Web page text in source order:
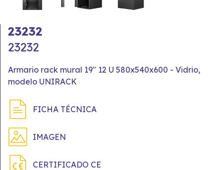
23232
23232
Armario rack mural 19" 12 U 580x540x600 - Vidrio,
modelo UNIRACK
FICHA TÉCNICA
IMAGEN
CERTIFICADO CE